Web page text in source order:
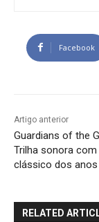
Facebook
Artigo anterior
Guardians of the
Trilha sonora
clássico dos anos
RELATED